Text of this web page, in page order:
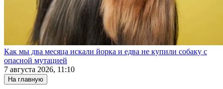
Как мы два месяца искали йорка и едва не купили собаку с
опасной мутацией
7 августа 2026, 11:10
На главную